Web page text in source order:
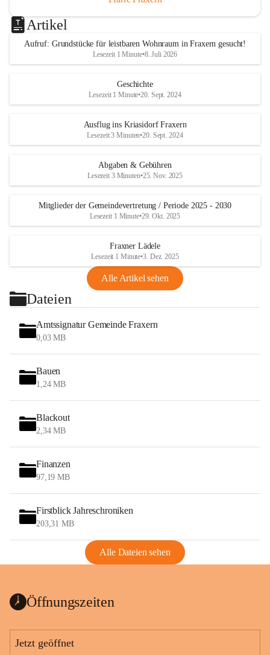
Artikel
Aufruf: Grundstücke für leistbaren Wohnraum in Fraxern gesucht!
Lesezeit 1 Minute•8. Juli 2026
Geschichte
Lesezeit 1 Minute•20. Sept. 2024
Ausflug ins Kriasidorf Fraxern
Lesezeit 3 Minuten•20. Sept. 2024
Abgaben & Gebühren
Lesezeit 3 Minuten•25. Nov. 2025
Mitglieder der Gemeindevertretung / Periode 2025 - 2030
Lesezeit 1 Minute•29. Okt. 2025
Fraxner Lädele
Lesezeit 1 Minute•3. Dez. 2025
Alle Artikel sehen
Dateien
Amtssignatur Gemeinde Fraxern
0,03 MB
Bauen
1,24 MB
Blackout
2,34 MB
Finanzen
97,19 MB
Firstblick Jahreschroniken
203,31 MB
Alle Dateien sehen
Öffnungszeiten
Jetzt geöffnet